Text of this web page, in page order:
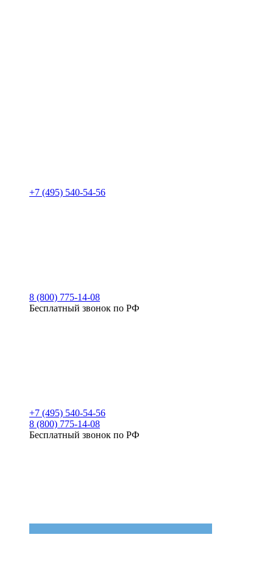
+7 (495) 540-54-56
8 (800) 775-14-08
Бесплатный звонок по РФ
+7 (495) 540-54-56
8 (800) 775-14-08
Бесплатный звонок по РФ